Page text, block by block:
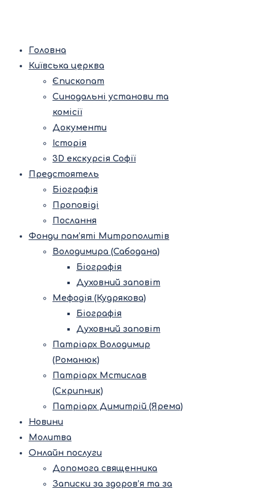
Головна
Київська церква
Єпископат
Синодальні установи та
комісії
Документи
Історія
3D екскурсія Софії
Предстоятель
Біографія
Проповіді
Послання
Фонди пам’яті Митрополитів
Володимира (Сабодана)
Біографія
Духовний заповіт
Мефодія (Кудрякова)
Біографія
Духовний заповіт
Патріарх Володимир
(Романюк)
Патріарх Мстислав
(Скрипник)
Патріарх Димитрій (Ярема)
Новини
Молитва
Онлайн послуги
Допомога священника
Записки за здоров’я та за